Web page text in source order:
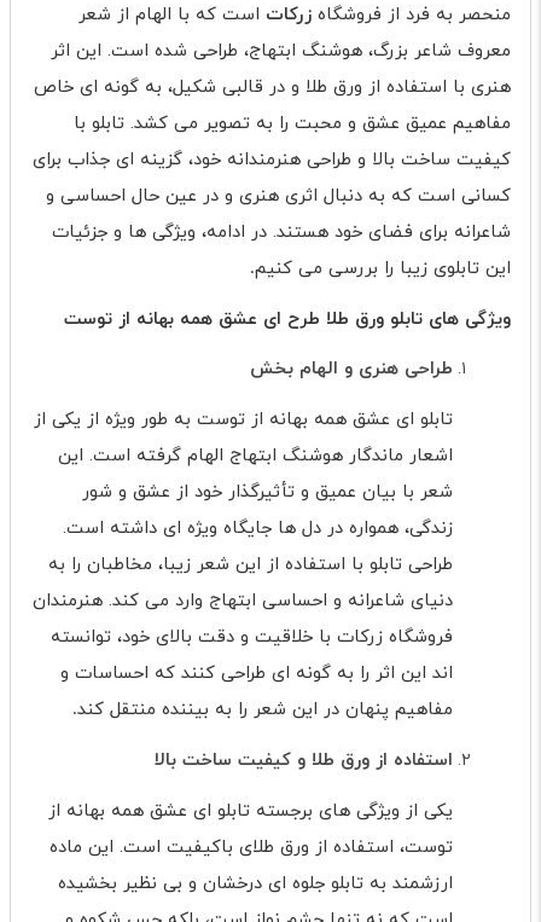
منحصر به فرد از فروشگاه زرکات است که با الهام از شعر
معروف شاعر بزرگ، هوشنگ ابتهاج، طراحی شده است. این اثر
هنری با استفاده از ورق طلا و در قالبی شکیل، به گونه ای خاص
مفاهیم عمیق عشق و محبت را به تصویر می کشد. تابلو با
کیفیت ساخت بالا و طراحی هنرمندانه خود، گزینه ای جذاب برای
کسانی است که به دنبال اثری هنری و در عین حال احساسی و
شاعرانه برای فضای خود هستند. در ادامه، ویژگی ها و جزئیات
این تابلوی زیبا را بررسی می کنیم.
ویژگی های تابلو ورق طلا طرح ای عشق همه بهانه از توست
طراحی هنری و الهام بخش
تابلو ای عشق همه بهانه از توست به طور ویژه از یکی از
اشعار ماندگار هوشنگ ابتهاج الهام گرفته است. این
شعر با بیان عمیق و تأثیرگذار خود از عشق و شور
زندگی، همواره در دل ها جایگاه ویژه ای داشته است.
طراحی تابلو با استفاده از این شعر زیبا، مخاطبان را به
دنیای شاعرانه و احساسی ابتهاج وارد می کند. هنرمندان
فروشگاه زرکات با خلاقیت و دقت بالای خود، توانسته
اند این اثر را به گونه ای طراحی کنند که احساسات و
مفاهیم پنهان در این شعر را به بیننده منتقل کند.
استفاده از ورق طلا و کیفیت ساخت بالا
یکی از ویژگی های برجسته تابلو ای عشق همه بهانه از
توست، استفاده از ورق طلای باکیفیت است. این ماده
ارزشمند به تابلو جلوه ای درخشان و بی نظیر بخشیده